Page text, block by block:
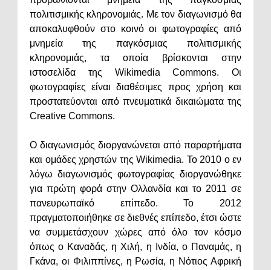
πολιτισμικής κληρονομιάς. Με τον διαγωνισμό θα
αποκαλυφθούν στο κοινό οι φωτογραφίες από
μνημεία της παγκόσμιας πολιτισμικής
κληρονομιάς, τα οποία βρίσκονται στην
ιστοσελίδα της Wikimedia Commons. Οι
φωτογραφίες είναι διαθέσιμες προς χρήση και
προστατεύονται από πνευματικά δικαιώματα της
Creative Commons.
Ο διαγωνισμός διοργανώνεται από παραρτήματα
και ομάδες χρηστών της Wikimedia. Το 2010 ο εν
λόγω διαγωνισμός φωτογραφίας διοργανώθηκε
για πρώτη φορά στην Ολλανδία και το 2011 σε
πανευρωπαϊκό επίπεδο. Το 2012
πραγματοποιήθηκε σε διεθνές επίπεδο, έτσι ώστε
να συμμετάσχουν χώρες από όλο τον κόσμο
όπως ο Καναδάς, η Χιλή, η Ινδία, ο Παναμάς, η
Γκάνα, οι Φιλιππίνες, η Ρωσία, η Νότιος Αφρική